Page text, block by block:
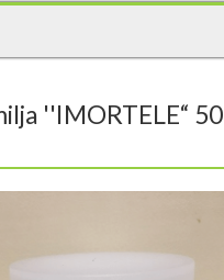
''IMORTELE“ 50